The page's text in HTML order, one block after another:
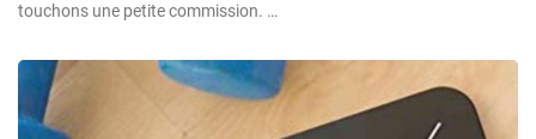
touchons une petite commission. …